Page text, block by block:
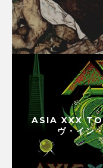
ASIA XXX
ヴ・イン